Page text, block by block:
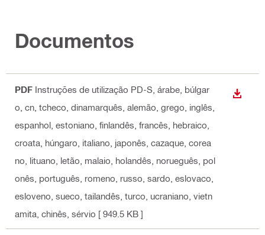
Documentos
PDF Instruções de utilização PD-S , árabe, búlgar
o, cn, tcheco, dinamarquês, alemão, grego, inglês,
espanhol, estoniano, finlandês, francês, hebraico,
croata, húngaro, italiano, japonês, cazaque, corea
no, lituano, letão, malaio, holandês, norueguês, pol
onês, português, romeno, russo, sardo, eslovaco,
esloveno, sueco, tailandês, turco, ucraniano, vietn
amita, chinês, sérvio [ 949.5 KB ]